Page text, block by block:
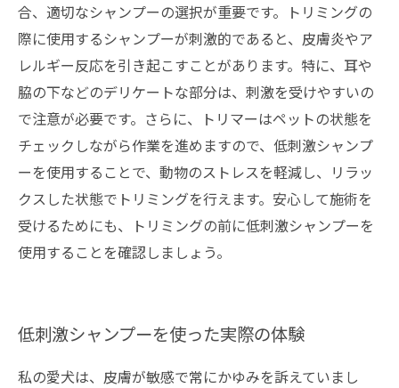
合、適切なシャンプーの選択が重要です。トリミングの
際に使用するシャンプーが刺激的であると、皮膚炎やア
レルギー反応を引き起こすことがあります。特に、耳や
脇の下などのデリケートな部分は、刺激を受けやすいの
で注意が必要です。さらに、トリマーはペットの状態を
チェックしながら作業を進めますので、低刺激シャンプ
ーを使用することで、動物のストレスを軽減し、リラッ
クスした状態でトリミングを行えます。安心して施術を
受けるためにも、トリミングの前に低刺激シャンプーを
使用することを確認しましょう。
低刺激シャンプーを使った実際の体験
私の愛犬は、皮膚が敏感で常にかゆみを訴えていまし